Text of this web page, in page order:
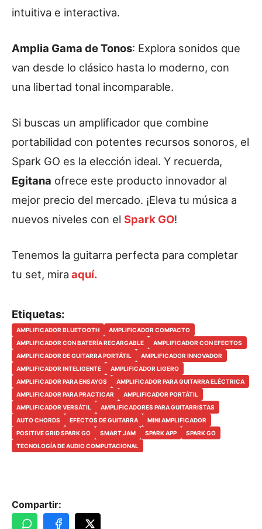
intuitiva e interactiva.
Amplia Gama de Tonos: Explora sonidos que
van desde lo clásico hasta lo moderno, con
una libertad tonal incomparable.
Si buscas un amplificador que combine
portabilidad con potentes recursos sonoros, el
Spark GO es la elección ideal. Y recuerda,
Egitana ofrece este producto innovador al
mejor precio del mercado. ¡Eleva tu música a
nuevos niveles con el Spark GO!
Tenemos la guitarra perfecta para completar
tu set, mira aquí.
Etiquetas:
AMPLIFICADOR BLUETOOTH
AMPLIFICADOR COMPACTO
AMPLIFICADOR CON BATERÍA RECARGABLE
AMPLIFICADOR CON EFECTOS
AMPLIFICADOR DE GUITARRA PORTÁTIL
AMPLIFICADOR INNOVADOR
AMPLIFICADOR INTELIGENTE
AMPLIFICADOR LIGERO
AMPLIFICADOR PARA ENSAYOS
AMPLIFICADOR PARA GUITARRA ELÉCTRICA
AMPLIFICADOR PARA PRACTICAR
AMPLIFICADOR PORTÁTIL
AMPLIFICADOR VERSÁTIL
AMPLIFICADORES PARA GUITARRISTAS
AUTO CHORDS
EFECTOS DE GUITARRA
MINI AMPLIFICADOR
POSITIVE GRID SPARK GO
SMART JAM SPARK APP
SPARK GO
TECNOLOGÍA DE AUDIO COMPUTACIONAL
Compartir: